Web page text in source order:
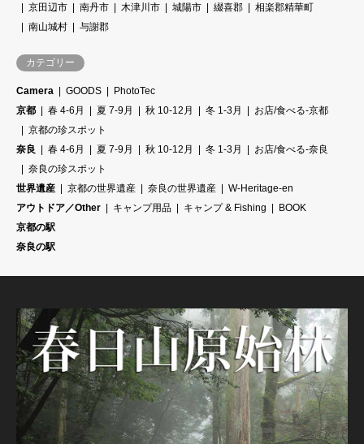
京田辺市
南丹市 木津川市 城陽市 綴喜郡
相楽郡精華町
南山城村
与謝郡
カテゴリー
Camera GOODS
PhotoTec
京都
春 4-6月 夏 7-9月 秋 10-12月 冬 1-3月
お店/食べる-京都
京都の珍スポット
奈良
春 4-6月 夏 7-9月 秋 10-12月 冬 1-3月
お店/食べる-奈良
奈良の珍スポット
世界遺産
京都の世界遺産 奈良の世界遺産
W-Heritage-en
アウトドア／Other
キャンプ用品 キャンプ & Fishing
BOOK
京都の駅
奈良の駅